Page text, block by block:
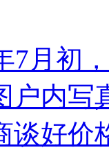
7月初
户内写
谈好价